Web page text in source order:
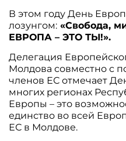
В этом году День
лозунгом: «Свобода,
ЕВРОПА – ЭТО ТЫ!».
Делегация
Молдова совместно с
членов ЕС отмечает
многих регионах
Европы – это
единство во всей
ЕС в Молдове.